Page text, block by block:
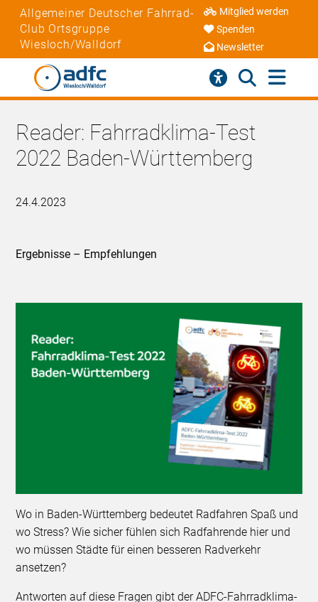
Allgemeiner Deutscher Fahrrad-
Club Ortsgruppe
Wiesloch/Walldorf
Mitglied werden
Spenden
Newsletter
Reader: Fahrradklima-Test
2022 Baden-Württemberg
24.4.2023
Ergebnisse – Empfehlungen
Wo in Baden-Württemberg bedeutet Radfahren Spaß und
wo Stress? Wie sicher fühlen sich Radfahrende hier und
wo müssen Städte für einen besseren Radverkehr
ansetzen?
Antworten auf diese Fragen gibt der ADFC-Fahrradklima-